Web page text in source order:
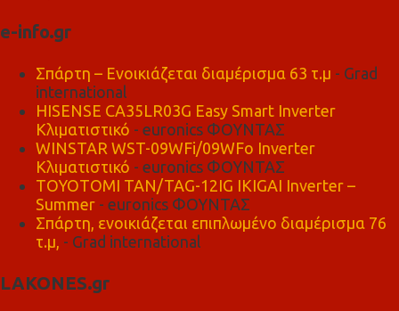
e-info.gr
Σπάρτη – Ενοικιάζεται διαμέρισμα 63 τ.μ - Grad
international
HISENSE CA35LR03G Easy Smart Inverter
Κλιματιστικό - euronics ΦΟΥΝΤΑΣ
WINSTAR WST-09WFi/09WFo Inverter
Κλιματιστικό - euronics ΦΟΥΝΤΑΣ
TOYOTOMI TAN/TAG-12IG IKIGAI Inverter –
Summer - euronics ΦΟΥΝΤΑΣ
Σπάρτη, ενοικιάζεται επιπλωμένο διαμέρισμα 76
τ.μ, - Grad international
LAKONES.gr